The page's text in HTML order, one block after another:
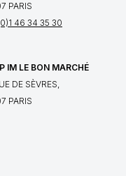
PARIS
46 34 35 30
IM LE BON MARCHÉ
DE SÈVRES,
PARIS